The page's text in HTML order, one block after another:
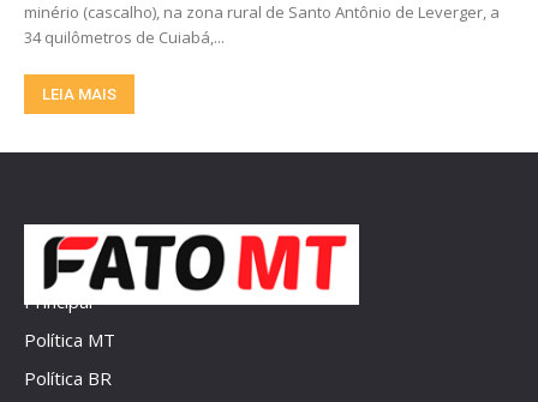
minério (cascalho), na zona rural de Santo Antônio de Leverger, a
34 quilômetros de Cuiabá,...
LEIA MAIS
Principal
Política MT
Política BR